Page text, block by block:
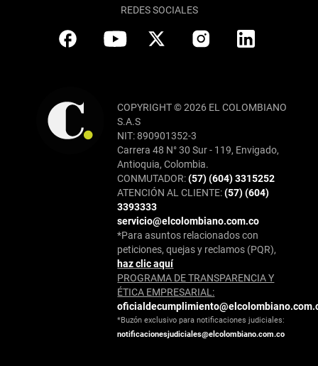
REDES SOCIALES
COPYRIGHT © 2026 EL COLOMBIANO
S.A.S
NIT: 890901352-3
Carrera 48 N° 30 Sur - 119, Envigado,
Antioquia, Colombia.
CONMUTADOR:(57) (604) 3315252
ATENCIÓN AL CLIENTE:(57) (604)
3393333
servicio@elcolombiano.com.co
*Para asuntos relacionados con
peticiones, quejas y reclamos (PQR),
haz clic aquí
PROGRAMA DE TRANSPARENCIA Y
ÉTICA EMPRESARIAL:
*Buzón exclusivo para notificaciones judiciales:
notificacionesjudiciales@elcolombiano.com.co